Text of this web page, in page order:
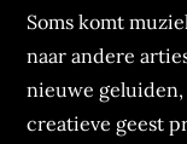
Soms komt
naar andere
nieuwe
creatieve geest